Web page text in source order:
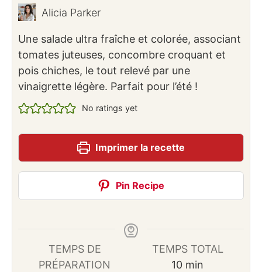
Alicia Parker
Une salade ultra fraîche et colorée, associant
tomates juteuses, concombre croquant et
pois chiches, le tout relevé par une
vinaigrette légère. Parfait pour l’été !
No ratings yet
Imprimer la recette
Pin Recipe
TEMPS DE
PRÉPARATION
TEMPS TOTAL
10minutes
min